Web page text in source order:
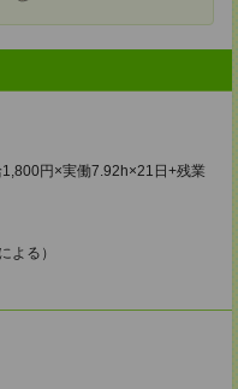
円×実働7.92h×21日+残業
よる）